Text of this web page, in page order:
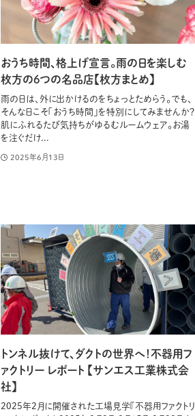
おうち時間、格上げ宣言。雨の日を楽しむ
枚方の6つの名品店【枚方まとめ】
雨の日は、外に出かけるのをちょっとためらう。でも、
そんな日こそ「おうち時間」を特別にしてみませんか？
肌にふれるたび気持ちがゆるむルームウェア。お湯
を注ぐだけ...
2025年6月13日
トンネル抜けて、ダクトの世界へ！不器用フ
ァクトリー レポート 【サンエス工業株式会
社】
2025年2月に開催された工場見学『不器用ファクトリ